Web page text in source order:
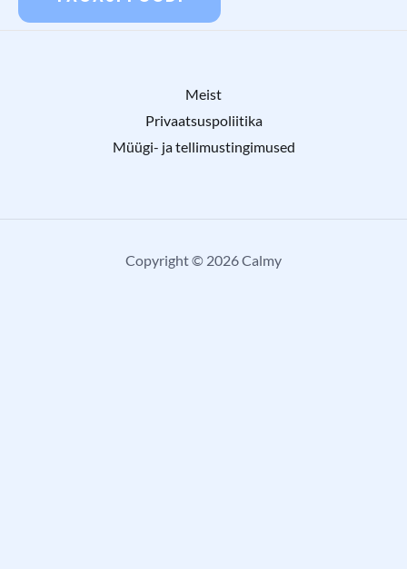
Meist
Privaatsuspoliitika
Müügi- ja tellimustingimused
Copyright © 2026 Calmy